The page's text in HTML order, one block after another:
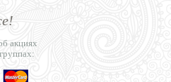
акциях